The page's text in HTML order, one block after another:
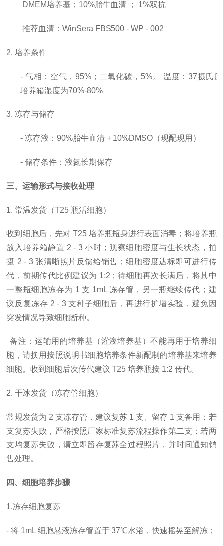
DMEM培养基；10%胎牛血清 ； 1%双抗
推荐血清：WinSera FBS500 - WP - 002
2. 培养条件
- 气相：空气，95%；二氧化碳，5%。 温度：37摄氏
培养箱湿度为70%-80%
3. 冻存与储存
- 冻存液：90%胎牛血清 + 10%DMSO（现配现用）
- 储存条件：液氮长期保存
三、运输形式与接收处理
1. 常温发货（T25 瓶活细胞）
收到细胞后，先对 T25 培养瓶瓶身进行表面消毒；将培养瓶
放入培养箱静置 2 - 3 小时；观察细胞密度与生长状态，拍
摄 2 - 3 张清晰照片反馈给销售；细胞密度达标即可进行传
代，前期传代比例建议为 1:2；待细胞再次长满后，将其中
一整瓶细胞冻存为 1 支 1mL 冻存管，另一瓶继续传代；建
议反复冻存 2 - 3 支种子细胞后，再进行扩增实验，避免因
突发情况导致细胞断种。
备注：运输用的培养基（灌液培养基）不能再用于培养细
胞，请换用按照说明书细胞培养条件新配制的培养基来培养
细胞。收到细胞后次传代建议 T25 培养瓶按 1:2 传代。
2. 干冰发货（冻存管细胞）
常规发货为 2 支冻存管，建议复苏 1 支、留存 1 支备用；若
支复苏失败，严格按照厂家标准复苏流程操作第二支；若两
支均复苏失败，请立即留存复苏全过程照片，并时间通知销
售处理。
四、细胞培养步骤
1.冻存细胞复苏
- 将 1mL 细胞悬液冻存管置于 37℃水浴，快速摇晃至解冻；